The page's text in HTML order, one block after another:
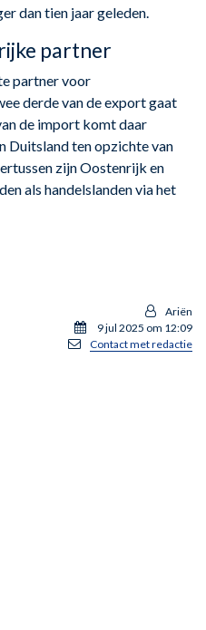
dan tien jaar geleden.
partner
partner voor
derde van de export gaat
de import komt daar
Duitsland ten opzichte van
zijn Oostenrijk en
als handelslanden via het
Ariën
9 jul 2025 om 12:09
Contact met redactie